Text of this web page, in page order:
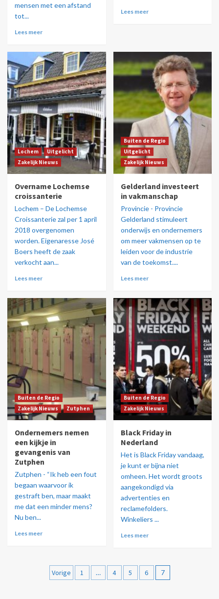
mensen met een afstand
tot...
Lees meer
Lees meer
Lochem
Uitgelicht
Zakelijk Nieuws
Overname Lochemse
croissanterie
Lochem – De Lochemse
Croissanterie zal per 1 april
2018 overgenomen
worden. Eigenaresse José
Boers heeft de zaak
verkocht aan...
Lees meer
Buiten de Regio
Uitgelicht
Zakelijk Nieuws
Gelderland investeert
in vakmanschap
Provincie - Provincie
Gelderland stimuleert
onderwijs en ondernemers
om meer vakmensen op te
leiden voor de industrie
van de toekomst....
Lees meer
Buiten de Regio
Zakelijk Nieuws
Zutphen
​Ondernemers nemen
een kijkje in
gevangenis van
Zutphen
Zutphen - “Ik heb een fout
begaan waarvoor ik
gestraft ben, maar maakt
me dat een minder mens?
Nu ben...
Lees meer
Buiten de Regio
Zakelijk Nieuws
Black Friday in
Nederland
Het is Black Friday vandaag,
je kunt er bijna niet
omheen. Het wordt groots
aangekondigd via
advertenties en
reclamefolders.
Winkeliers ...
Lees meer
Vorige 1 … 4 5 6 7